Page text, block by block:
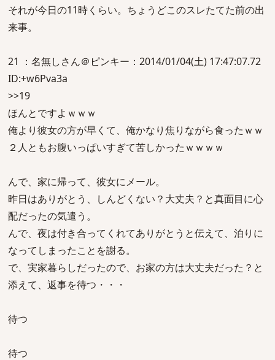
それが今日の11時くらい。ちょうどこのスレたてた前の出
来事。
21 ：名無しさん＠ピンキー：2014/01/04(土) 17:47:07.72
ID:+w6Pva3a
>>19
ほんとですよｗｗｗ
俺より彼女の方が早くて、俺かなり焦りながら食ったｗｗ
２人ともお腹いっぱいすぎて苦しかったｗｗｗｗ
んで、家に帰って、彼女にメール。
昨日はありがとう、しんどくない？大丈夫？と真面目に心
配だったの気遣う。
んで、夜は付き合ってくれてありがとうと伝えて、泊りに
なってしまったことを謝る。
で、実家暮らしだったので、お家の方は大丈夫だった？と
添えて、返事を待つ・・・
待つ
待つ